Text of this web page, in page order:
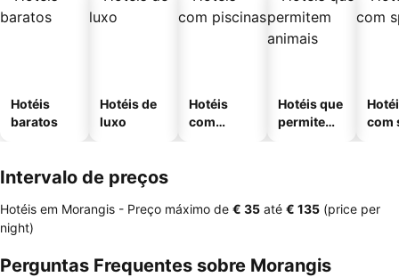
Hotéis
baratos
Hotéis de
luxo
Hotéis
com
Hotéis que
permitem
com
Intervalo de preços
Hotéis em Morangis - Preço máximo de ‎€ 35 até ‎€ 135 (price per
night)
Perguntas Frequentes sobre Morangis